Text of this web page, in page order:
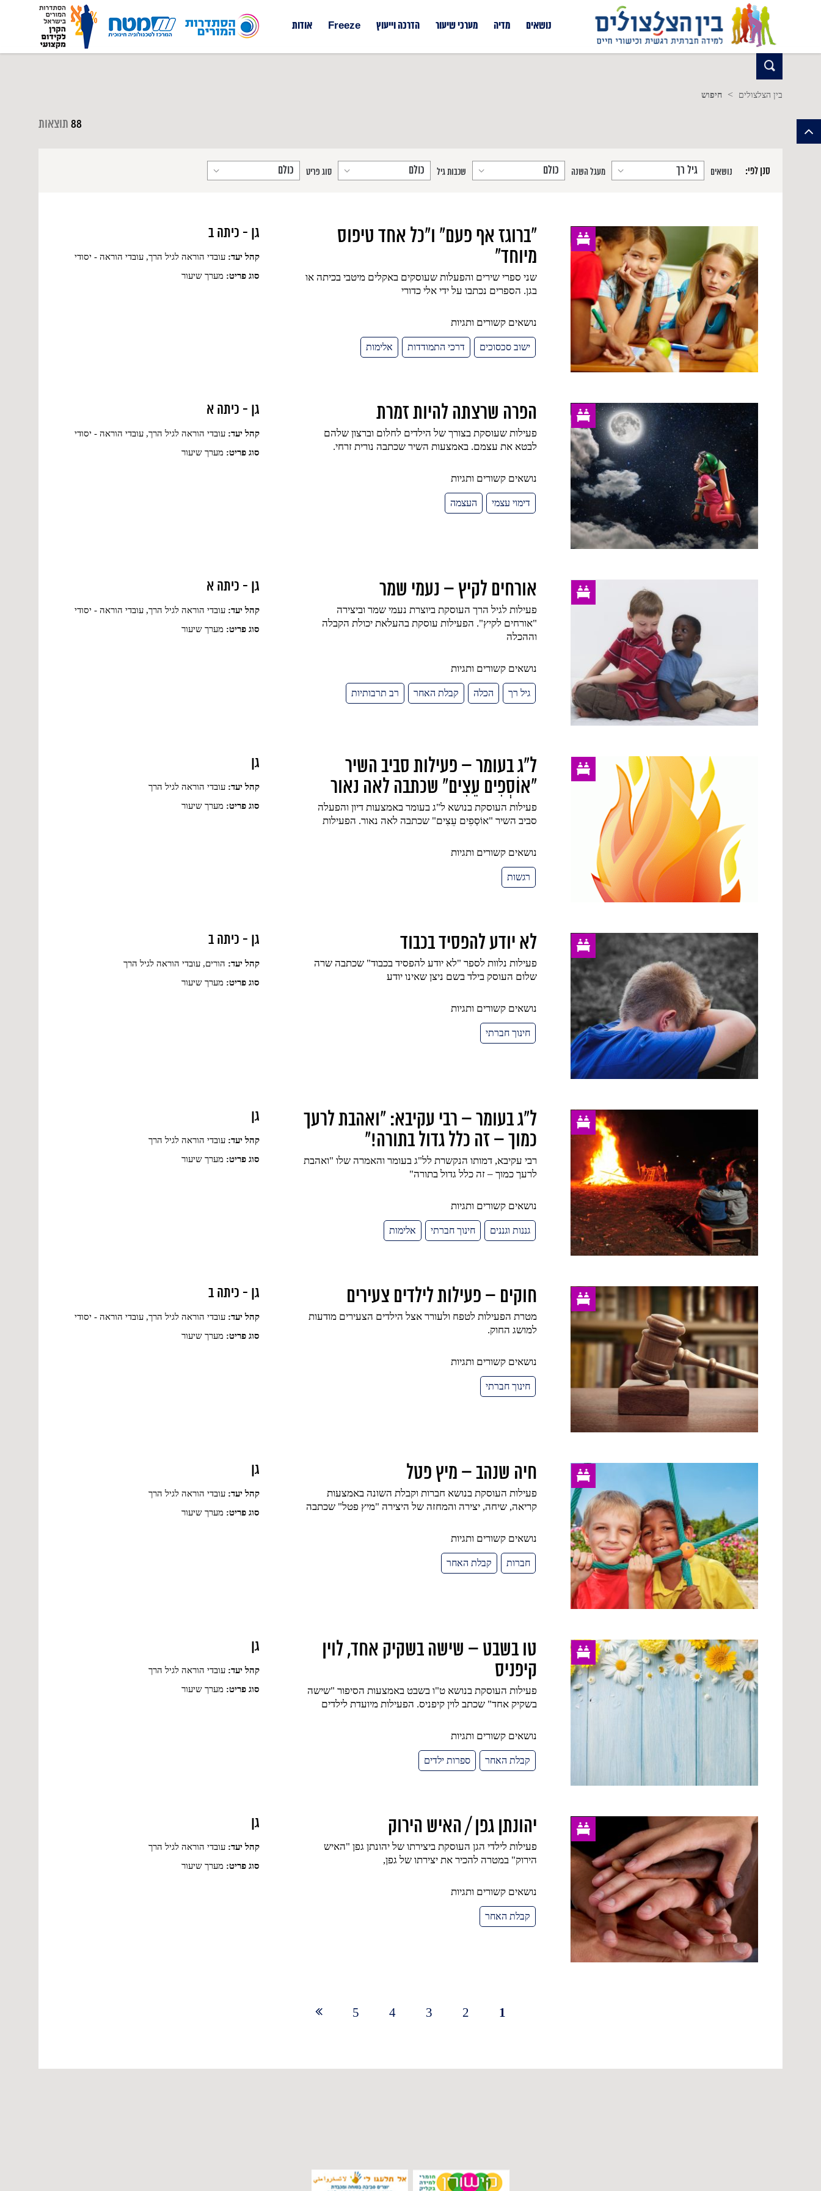
נושאים מדיה מערכי שיעור הדרכה וייעוץ Freeze אודות
בין הצלצולים > חיפוש
88 תוצאות
סנן לפי: נושאים מעגל השנה שכבות גיל סוג פריט
"ברוגז אף פעם" ו"כל אחד טיפוס
מיוחד"
שני ספרי שירים והפעלות שעוסקים באקלים מיטבי בכיתה או
בגן. הספרים נכתבו על ידי אלי כדורי
נושאים קשורים ותגיות
ישוב סכסוכים דרכי התמודדות אלימות
גן - כיתה ב
קהל יעד:עובדי הוראה לגיל הרך, עובדי הוראה - יסודי
סוג פריט: מערך שיעור
הפרה שרצתה להיות זמרת
פעילות שעוסקת בצורך של הילדים לחלום וברצון שלהם
לבטא את עצמם. באמצעות השיר שכתבה נורית זרחי.
נושאים קשורים ותגיות
דימוי עצמי העצמה
גן - כיתה א
קהל יעד:עובדי הוראה לגיל הרך, עובדי הוראה - יסודי
סוג פריט: מערך שיעור
אורחים לקיץ – נעמי שמר
פעילות לגיל הרך העוסקת ביוצרת נעמי שמר וביצירה
"אורחים לקיץ". הפעילות עוסקת בהעלאת יכולת הקבלה
וההכלה
נושאים קשורים ותגיות
גיל רך הכלה קבלת האחר רב תרבותיות
גן - כיתה א
קהל יעד:עובדי הוראה לגיל הרך, עובדי הוראה - יסודי
סוג פריט: מערך שיעור
ל"ג בעומר – פעילות סביב השיר
"אוֹסְפִים עֵצִים" שכתבה לאה נאור
פעילות העוסקת בנושא ל"ג בעומר באמצעות דיון והפעלה
סביב השיר "אוֹסְפִים עֵצִים" שכתבה לאה נאור. הפעילות
נושאים קשורים ותגיות
רגשות
גן
קהל יעד:עובדי הוראה לגיל הרך
סוג פריט: מערך שיעור
לא יודע להפסיד בכבוד
פעילות נלוות לספר "לא יודע להפסיד בכבוד" שכתבה שרה
שלום העוסק בילד בשם ניצן שאינו יודע
נושאים קשורים ותגיות
חינוך חברתי
גן - כיתה ב
קהל יעד: הורים, עובדי הוראה לגיל הרך
סוג פריט: מערך שיעור
ל"ג בעומר – רבי עקיבא: "ואהבת לרעך
כמוך – זה כלל גדול בתורה!"
רבי עקיבא, דמותו הנקשרת לל"ג בעומר והאמרה שלו "ואהבת
לרעך כמוך – זה כלל גדול בתורה"
נושאים קשורים ותגיות
גננות וגננים חינוך חברתי אלימות
גן
קהל יעד:עובדי הוראה לגיל הרך
סוג פריט: מערך שיעור
חוקים – פעילות לילדים צעירים
מטרת הפעילות לטפח ולעורר אצל הילדים הצעירים מודעות
למושג החוק.
נושאים קשורים ותגיות
חינוך חברתי
גן - כיתה ב
קהל יעד:עובדי הוראה לגיל הרך, עובדי הוראה - יסודי
סוג פריט: מערך שיעור
חיה שנהב – מיץ פטל
פעילות העוסקת בנושא חברות וקבלת השונה באמצעות
קריאה, שיחה, יצירה והמחזה של היצירה "מיץ פטל" שכתבה
נושאים קשורים ותגיות
חברות קבלת האחר
גן
קהל יעד:עובדי הוראה לגיל הרך
סוג פריט: מערך שיעור
טו בשבט – שישה בשקיק אחד, לוין
קיפניס
פעילות העוסקת בנושא ט"ו בשבט באמצעות הסיפור "שישה
בשקיק אחד" שכתב לוין קיפניס. הפעילות מיועדת לילדים
נושאים קשורים ותגיות
קבלת האחר ספרות ילדים
גן
קהל יעד:עובדי הוראה לגיל הרך
סוג פריט: מערך שיעור
יהונתן גפן / האיש הירוק
פעילות לילדי הגן העוסקת ביצירתו של יהונתן גפן "האיש
הירוק" במטרה להכיר את יצירתו של גפן,
נושאים קשורים ותגיות
קבלת האחר
גן
קהל יעד:עובדי הוראה לגיל הרך
סוג פריט: מערך שיעור
1
2
3
4
5